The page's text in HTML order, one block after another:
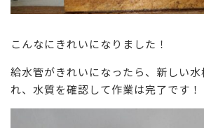
こんなにきれいになりました！
給水管がきれいになったら、新しい
れ、水質を確認して作業は完了です！